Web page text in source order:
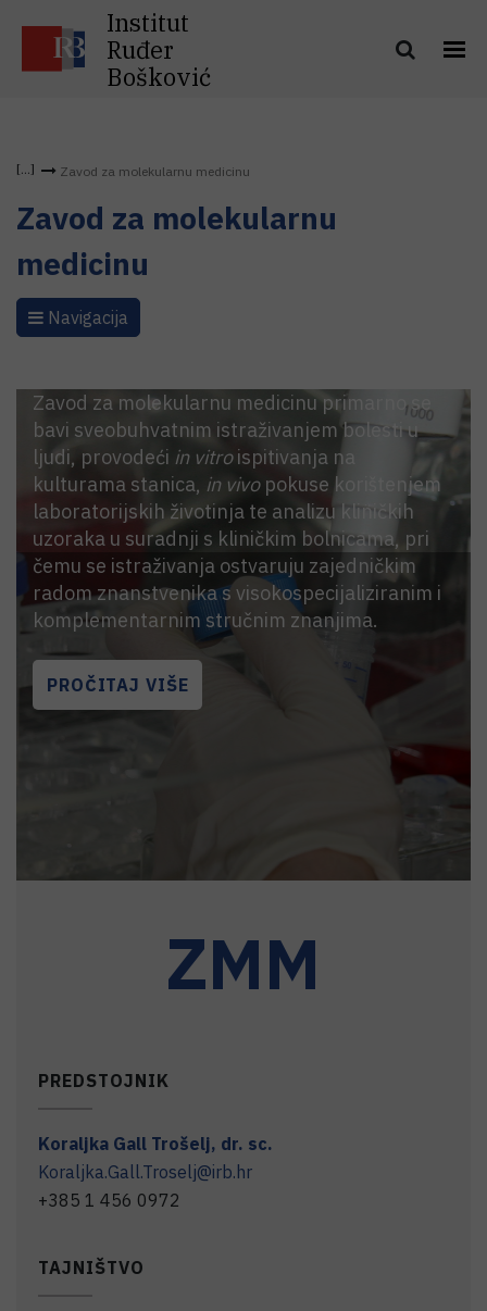
Institut
Ruđer
Bošković
Zavod za molekularnu medicinu
Zavod za molekularnu
medicinu
Navigacija
Zavod za molekularnu medicinu primarno se
bavi sveobuhvatnim istraživanjem bolesti u
ljudi, provodeći in vitroispitivanja na
kulturama stanica, in vivo pokuse korištenjem
laboratorijskih životinja te analizu kliničkih
uzoraka u suradnji s kliničkim bolnicama, pri
čemu se istraživanja ostvaruju zajedničkim
radom znanstvenika s visokospecijaliziranim i
komplementarnim stručnim znanjima.
PROČITAJ VIŠE
ZMM
PREDSTOJNIK
Koraljka Gall Trošelj, dr. sc.
Koraljka.Gall.Troselj@irb.hr
+385 1 456 0972
TAJNIŠTVO